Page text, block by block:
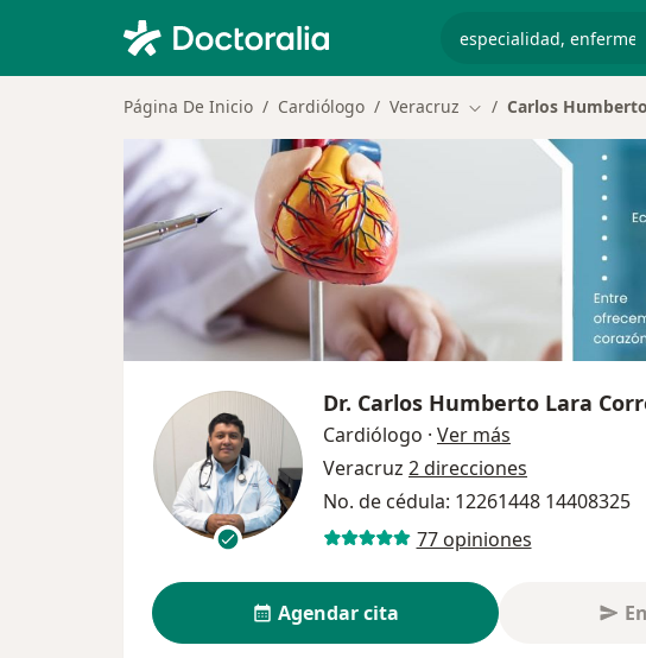
Página De Inicio Cardiólogo Veracruz Cambiar de ciudad
Carlos
Dr. Carlos Humberto Lara
Cardiólogo · Ver más
Veracruz 2 direcciones
No. de cédula: 12261448 14408325
77 opiniones
Agendar cita